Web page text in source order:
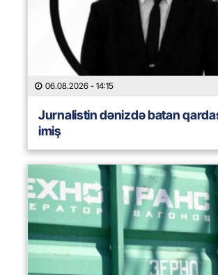
06.08.2026 - 14:15
Jurnalistin dənizdə batan
imiş